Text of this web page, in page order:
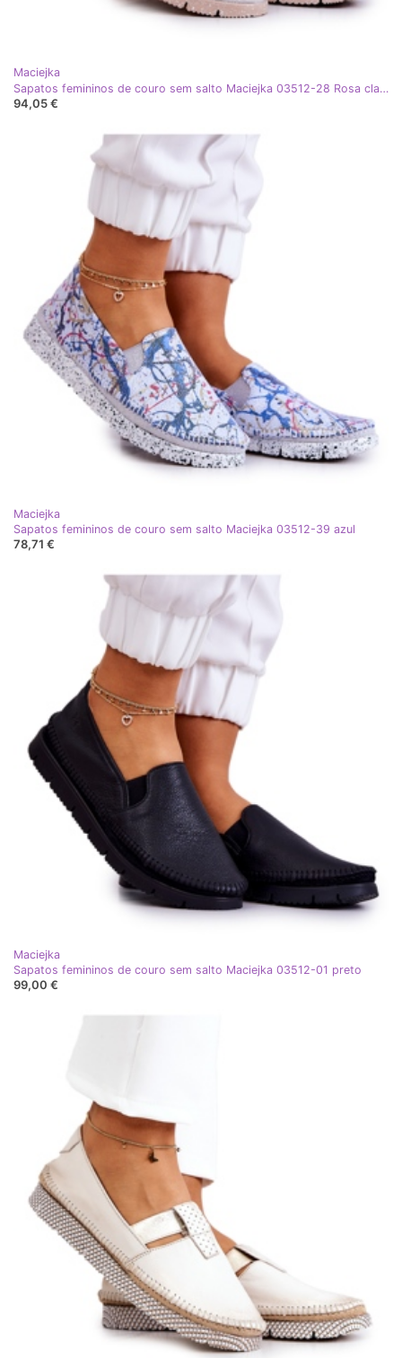
Maciejka
Sapatos femininos de couro sem salto Maciejka 03512-28 Rosa claro
94,05 €
Maciejka
Sapatos femininos de couro sem salto Maciejka 03512-39 azul
78,71 €
Maciejka
Sapatos femininos de couro sem salto Maciejka 03512-01 preto
99,00 €